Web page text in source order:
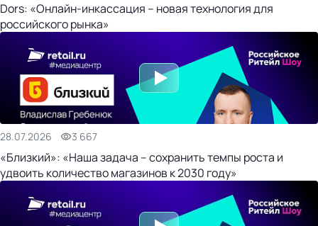
Dors: «Онлайн-инкассация – новая технология для
российского рынка»
28.07.2026 3 667
«Близкий»: «Наша задача – сохранить темпы роста и
удвоить количество магазинов к 2030 году»